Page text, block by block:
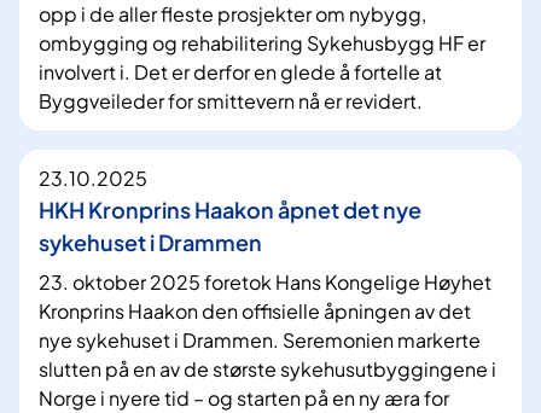
opp i de aller fleste prosjekter om nybygg,
ombygging og rehabilitering Sykehusbygg HF er
involvert i. Det er derfor en glede å fortelle at
Byggveileder for smittevern nå er revidert.
23.10.2025
HKH Kronprins Haakon åpnet det nye
sykehuset i Drammen
23. oktober 2025 foretok Hans Kongelige Høyhet
Kronprins Haakon den offisielle åpningen av det
nye sykehuset i Drammen. Seremonien markerte
slutten på en av de største sykehusutbyggingene i
Norge i nyere tid – og starten på en ny æra for